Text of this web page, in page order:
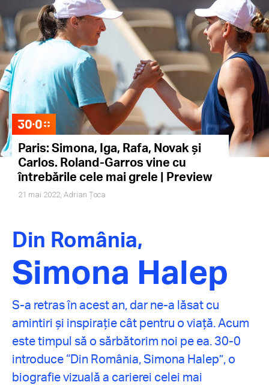
Paris: Simona, Iga, Rafa, Novak și
Carlos. Roland-Garros vine cu
întrebările cele mai grele | Preview
21 mai 2022, Adrian Țoca
Din România,
Simona Halep
S-a retras în acest an, dar ne-a lăsat cu
amintiri și inspirație cât pentru o viață. Acum
este timpul să o sărbătorim noi pe ea. 30-0
introduce “Din România, Simona Halep”, o
biografie vizuală a carierei celei mai